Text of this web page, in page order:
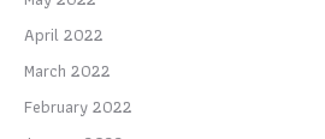
April 2022
March 2022
February 2022